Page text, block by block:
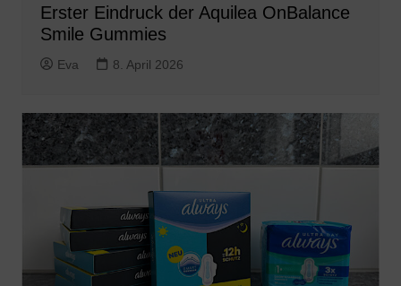
Erster Eindruck der Aquilea OnBalance
Smile Gummies
Eva 8. April 2026